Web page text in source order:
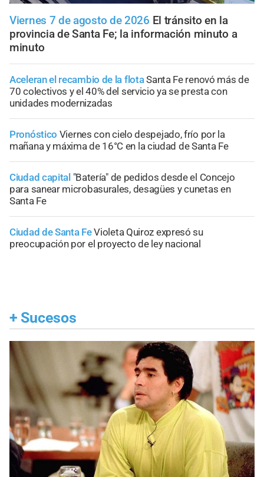
Viernes 7 de agosto de 2026 El tránsito en la
provincia de Santa Fe; la información minuto a
minuto
Aceleran el recambio de la flotaSanta Fe renovó más de
70 colectivos y el 40% del servicio ya se presta con
unidades modernizadas
Pronóstico Viernes con cielo despejado, frío por la
mañana y máxima de 16°C en la ciudad de Santa Fe
Ciudad capital "Batería" de pedidos desde el Concejo
para sanear microbasurales, desagües y cunetas en
Santa Fe
Ciudad de Santa FeVioleta Quiroz expresó su
preocupación por el proyecto de ley nacional
+ Sucesos